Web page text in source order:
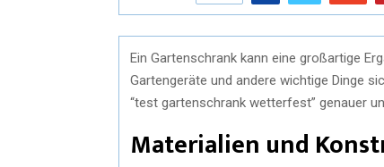
Ein Gartenschrank kann eine großartige
Gartengeräte und andere wichtige Dinge
“test gartenschrank wetterfest” genauer
Materialien und